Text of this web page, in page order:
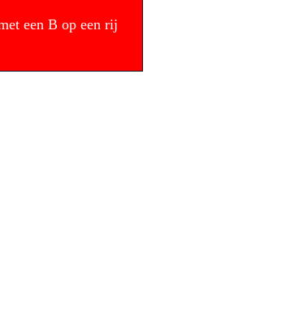
een B op een rij